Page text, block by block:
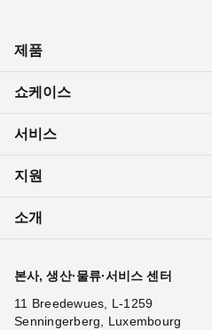
제품
쇼케이스
서비스
지원
소개
본사, 생산·물류·서비스 센터
11 Breedewues, L-1259
Senningerberg, Luxembourg